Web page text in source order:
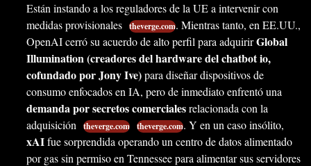
Están instando a los reguladores de la UE a intervenir con
medidas provisionales theverge.com. Mientras tanto, en EE.UU.,
OpenAI cerró su acuerdo de alto perfil para adquirirGlobal
Illumination (creadores del hardware del chatbot io,
cofundado por Jony Ive)para diseñar dispositivos de
consumo enfocados en IA, pero de inmediato enfrentó una
demanda por secretos comercialesrelacionada con la
adquisición
theverge.com theverge.com. Y en un caso insólito,
xAIfue sorprendida operando un centro de datos alimentado
por gas sin permiso en Tennessee para alimentar sus servidores